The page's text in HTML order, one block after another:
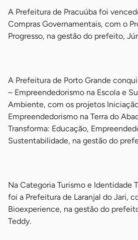
A Prefeitura de Pracuúba foi
Compras Governamentais, com o
Progresso, na gestão do prefeito,
A Prefeitura de Porto Grande
– Empreendedorismo na Escola e
Ambiente, com os projetos
Empreendedorismo na Terra do
Transforma: Educação,
Sustentabilidade, na gestão do
Na Categoria Turismo e Identidade
foi a Prefeitura de Laranjal do Jari,
Bioexperience, na gestão do
Teddy.